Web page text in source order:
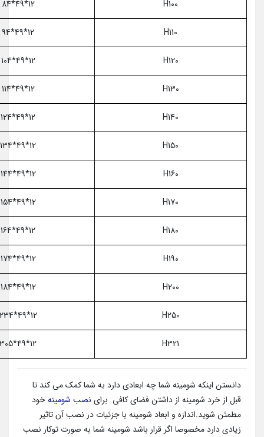
H100
12*49*84
H110
12*49*94
H120
12*49*104
H130
12*49*114
H140
12*49*124
H150
12*49*134
H160
12*49*144
H170
12*49*154
H180
12*49*164
H190
12*49*174
H200
12*49*184
H250
12*49*234
H321
12*49*305
دانستن اینکه شومینه شما چه ابعادی دارد به شما کمک می کند تا
قبل از خرد شومینه از داشتن فضای کافی برای نصب شومینهخود
مطمئن شوید.اندازه و ابعاد شومینه با جزئیات در نصب آن تاثیر
زیادی دارد مخصوصا اگر قرار باشد شومینه شما به صورت توکار نصب